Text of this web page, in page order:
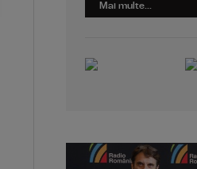
Mai multe...